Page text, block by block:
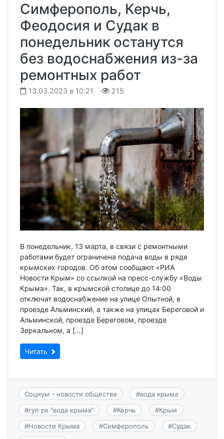
Симферополь, Керчь,
Феодосия и Судак в
понедельник останутся
без водоснабжения из-за
ремонтных работ
13.03.2023 в 10:21 215
В понедельник, 13 марта, в связи с ремонтными
работами будет ограничена подача воды в ряде
крымских городов. Об этом сообщают «РИА
Новости Крым» со ссылкой на пресс-службу «Воды
Крыма». Так, в крымской столице до 14:00
отключат водоснабжение на улице Опытной, в
проезде Альминский, а также на улицах Береговой и
Альминской, проезде Береговом, проезде
Зеркальном, а […]
Читать
Социум - новости общества #вода крыма
#гуп рк "вода крыма" #Керчь #Крым
#Новости Крыма #Симферополь #Судак